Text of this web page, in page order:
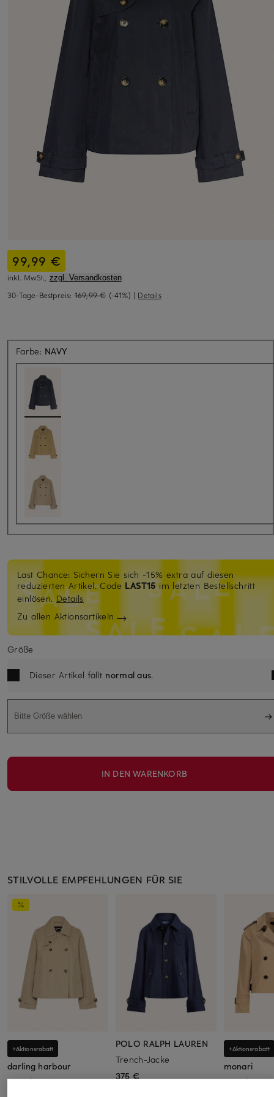
99,99 €
inkl. MwSt., zzgl. Versandkosten
30-Tage-Bestpreis: 169,99 € (-41%) | Details
Farbe: NAVY
Last Chance: Sichern Sie sich -15% extra auf diesen
reduzierten Artikel. Code LAST15im letzten Bestellschritt
einlösen.Details
Zu allen Aktionsartikeln
Größe
Dieser Artikel fällt normal aus.
Bitte Größe wählen
IN DEN WARENKORB
STILVOLLE EMPFEHLUNGEN FÜR SIE
+Aktionsrabatt
darling harbour
Trench-Jacke
POLO RALPH LAUREN
Trench-Jacke
375 €
+Aktionsrabatt
monari
Trench-